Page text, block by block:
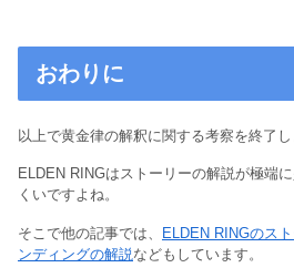
おわりに
以上で黄金律の解釈に関する考察を終了し
ELDEN RINGはストーリーの解説が極端
くいですよね。
そこで他の記事では、 ELDEN RINGのス
ンディングの解説 などもしています。